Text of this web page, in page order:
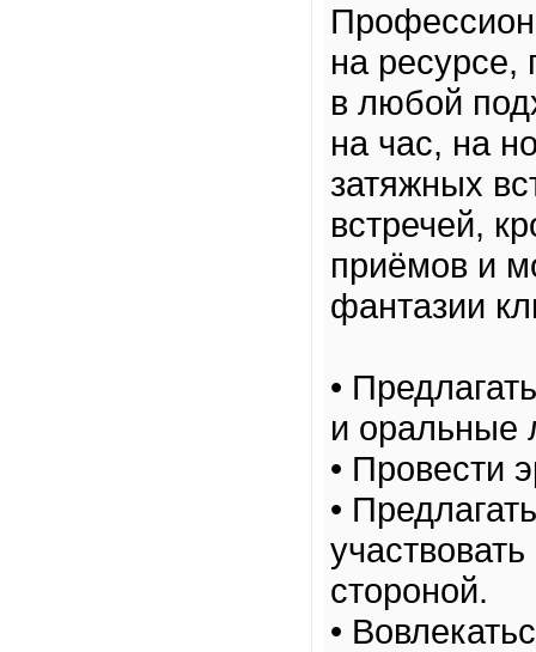
на ресурсе,
в любой
на час, на
затяжных
встречей,
приёмов и
фантазии
•
и оральные
• Провести
•
стороной.
•